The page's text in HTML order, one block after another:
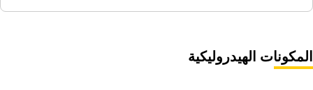
المكونات الهيدروليكية